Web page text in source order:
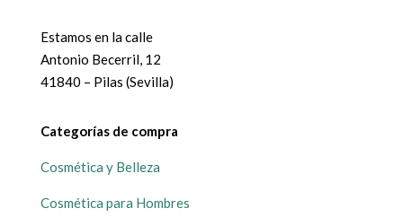
Estamos en la calle
Antonio Becerril, 12
41840 – Pilas (Sevilla)
Categorías de compra
Cosmética y Belleza
Cosmética para Hombres